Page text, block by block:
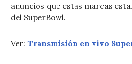
anuncios que estas marcas
del SuperBowl.
Ver: Transmisión en vivo